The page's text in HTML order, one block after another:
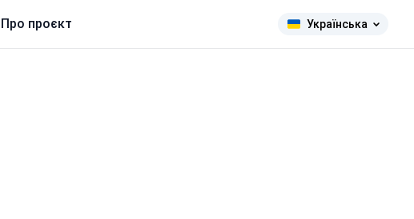
Про проєкт Українська